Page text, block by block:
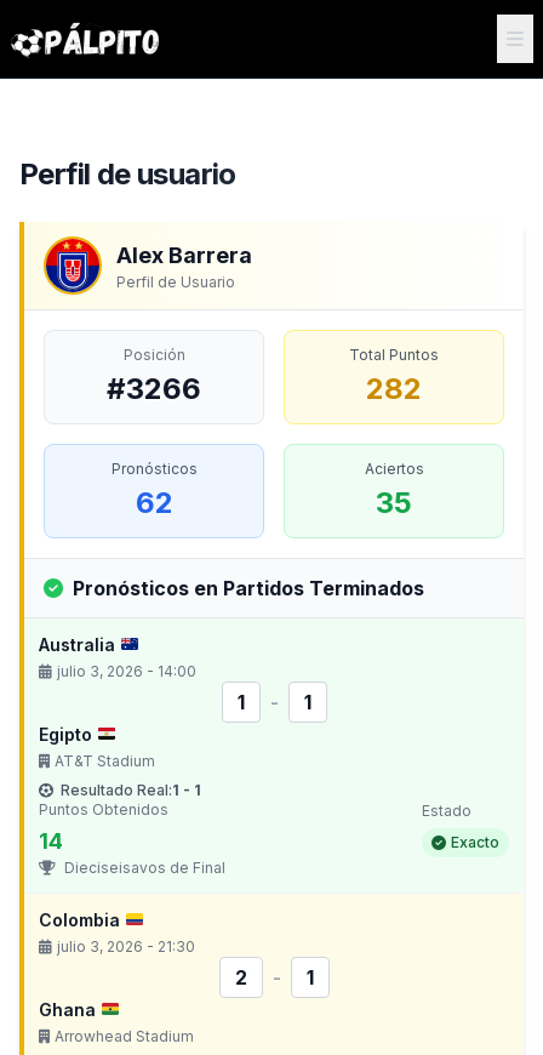
Perfil de usuario
Alex Barrera
Perfil de Usuario
Posición
#3266
Total Puntos
282
Pronósticos
62
Aciertos
35
Pronósticos en Partidos Terminados
Australia
julio 3, 2026 - 14:00
1 - 1
Egipto
AT&T Stadium
Resultado Real:1 - 1
Puntos Obtenidos
14
Estado
Exacto
Dieciseisavos de Final
Colombia
julio 3, 2026 - 21:30
2 - 1
Ghana
Arrowhead Stadium